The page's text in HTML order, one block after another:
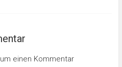
einen Kommentar